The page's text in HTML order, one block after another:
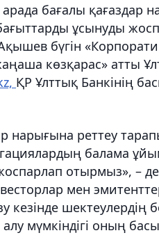
бағалы қағаздар
ұсынуды
бүгін
көзқарас» атты
ҚР Ұлттық Банкінің
нарығына реттеу
балама
отырмыз», –
мен
кезінде шектеулердің
алу мүмкіндігі оның